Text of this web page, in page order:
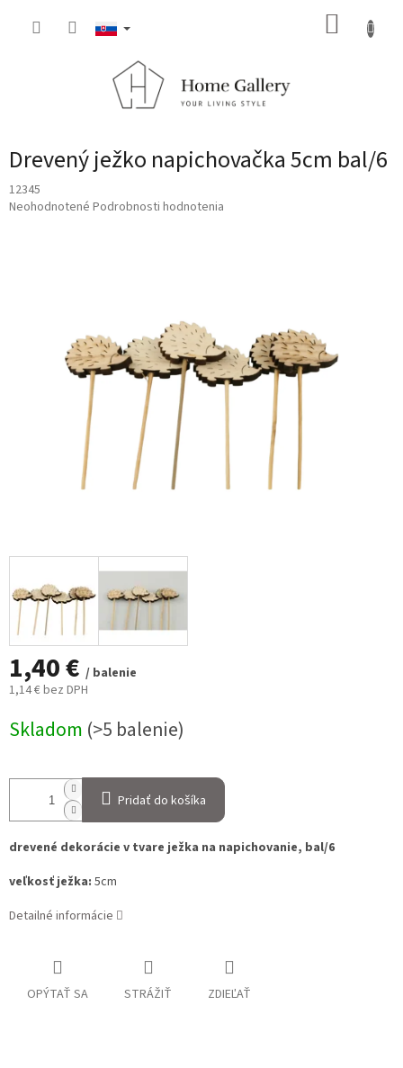
Drevený ježko napichovačka 5cm bal/6
12345
Priemerné
Neohodnotené Podrobnosti hodnotenia
1,40 € / balenie
1,14 € bez DPH
cena:
Skladom (>5 balenie)
Pridať do košíka
drevené dekorácie v tvare ježka na napichovanie, bal/6
veľkosť ježka: 5cm
Detailné informácie
OPÝTAŤ SA STRÁŽIŤ ZDIEĽAŤ